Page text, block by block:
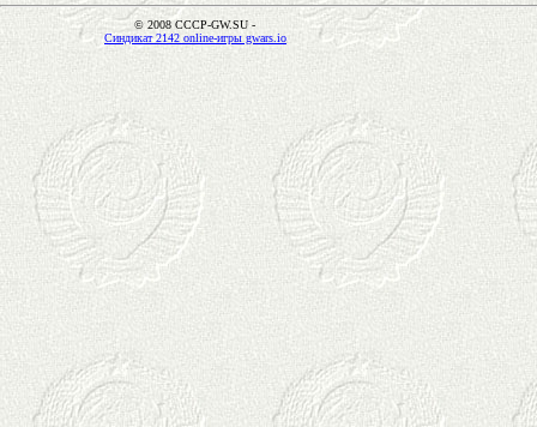
© 2008 CCCP-GW.SU -
Синдикат 2142 online-игры gwars.io